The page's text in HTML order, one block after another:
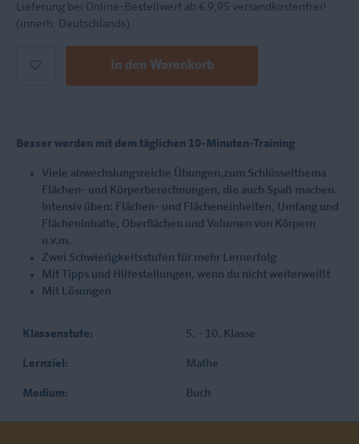
Lieferung bei Online-Bestellwert ab € 9,95 versandkostenfrei!
(innerh. Deutschlands)
In den Warenkorb
Besser werden mit dem täglichen 10-Minuten-Training
Viele abwechslungsreiche Übungen,zum Schlüsselthema
Flächen- und Körperberechnungen, die auch Spaß machen.
Intensiv üben: Flächen- und Flächeneinheiten, Umfang und
Flächeninhalte, Oberflächen und Volumen von Körpern
u.v.m.
Zwei Schwierigkeitsstufen für mehr Lernerfolg
Mit Tipps und Hilfestellungen, wenn du nicht weiterweißt
Mit Lösungen
Klassenstufe: 5. - 10. Klasse
Lernziel: Mathe
Medium: Buch